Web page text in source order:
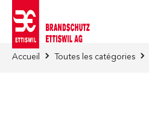
Accueil Toutes les catégories